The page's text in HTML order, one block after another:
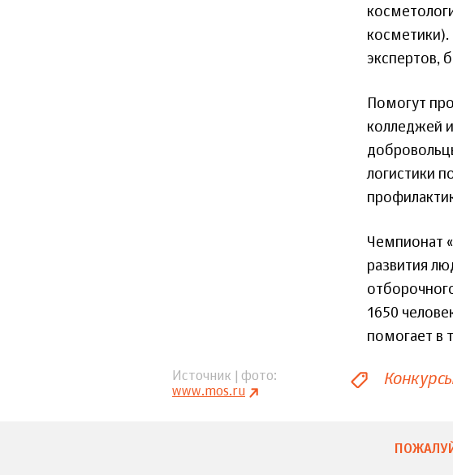
косметики).
экспертов,
Помогут
колледжей
логистики
Чемпионат
развития
1650
помогает в
Источник | фото
www.mos.ru